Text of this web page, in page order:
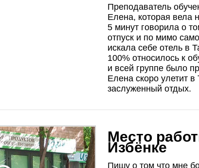
Преподаватель
Елена, которая вела
5 минут говорила о
отпуск и по мимо
искала себе отель в
100% относилось к
и всей группе было
Елена скоро улетит
заслуженный отдых.
Место
Избёнке
Пишу о том что мне